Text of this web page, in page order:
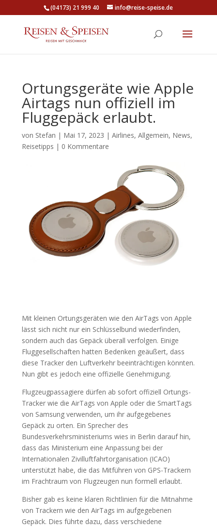
(04173) 21 999 40 info@reise-speise.de
Ortungsgeräte wie Apple
Airtags nun offiziell im
Fluggepäck erlaubt.
von Stefan | Mai 17, 2023 | Airlines, Allgemein, News,
Reisetipps | 0 Kommentare
Mit kleinen Ortungsgeräten wie den AirTags von Apple
lässt sich nicht nur ein Schlüsselbund wiederfinden,
sondern auch das Gepäck überall verfolgen. Einige
Fluggesellschaften hatten Bedenken geäußert, dass
diese Tracker den Luftverkehr beeinträchtigen könnten.
Nun gibt es jedoch eine offizielle Genehmigung.
Flugzeugpassagiere dürfen ab sofort offiziell Ortungs-
Tracker wie die AirTags von Apple oder die SmartTags
von Samsung verwenden, um ihr aufgegebenes
Gepäck zu orten. Ein Sprecher des
Bundesverkehrsministeriums wies in Berlin darauf hin,
dass das Ministerium eine Anpassung bei der
Internationalen Zivilluftfahrtorganisation (ICAO)
unterstützt habe, die das Mitführen von GPS-Trackern
im Frachtraum von Flugzeugen nun formell erlaubt.
Bisher gab es keine klaren Richtlinien für die Mitnahme
von Trackern wie den AirTags im aufgegebenen
Gepäck. Dies führte dazu, dass verschiedene